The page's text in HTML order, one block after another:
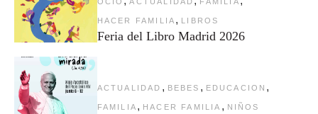
HACER FAMILIA , LIBROS
Feria del Libro Madrid 2026
ACTUALIDAD , BEBES , EDUCACION ,
FAMILIA , HACER FAMILIA , NIÑOS